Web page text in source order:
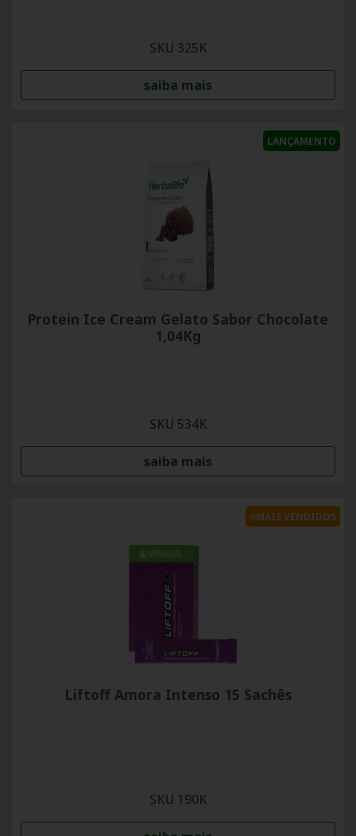
SKU 325K
saiba mais
LANÇAMENTO
Protein Ice Cream Gelato Sabor Chocolate
1,04Kg
SKU 534K
saiba mais
⭐MAIS VENDIDOS
Liftoff Amora Intenso 15 Sachês
SKU 190K